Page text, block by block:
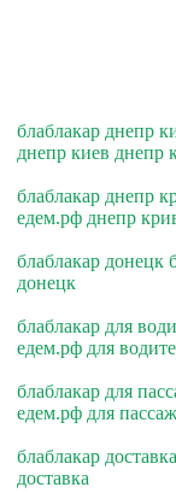
блаблакар днепр
днепр киев днепр
блаблакар днепр
едем.рф днепр
блаблакар донецк
донецк
блаблакар для
едем.рф для
блаблакар для
едем.рф для
блаблакар
доставка